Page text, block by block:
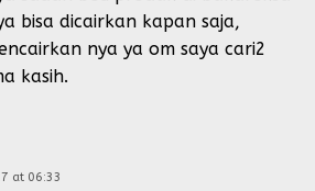
bisa dicairkan kapan saja,
nya ya om saya cari2
kasih.
at 06:33